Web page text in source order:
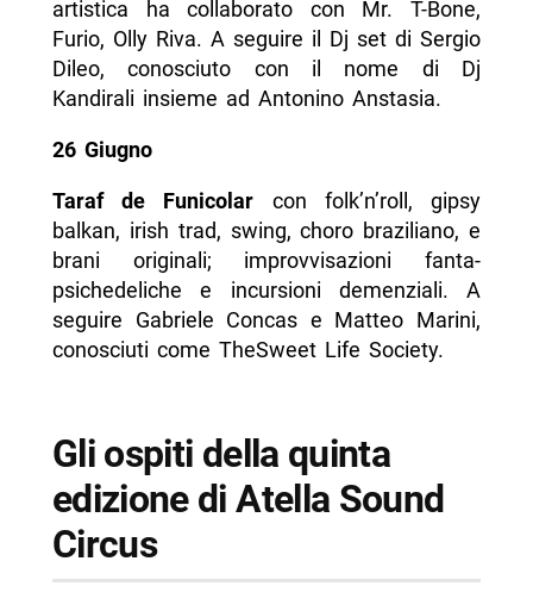
artistica ha collaborato con Mr. T-Bone,
Furio, Olly Riva. A seguire il Dj set di Sergio
Dileo, conosciuto con il nome di Dj
Kandirali insieme ad Antonino Anstasia.
26 Giugno
Taraf de Funicolar con folk’n’roll, gipsy
balkan, irish trad, swing, choro braziliano, e
brani originali; improvvisazioni fanta-
psichedeliche e incursioni demenziali. A
seguire Gabriele Concas e Matteo Marini,
conosciuti come TheSweet Life Society.
Gli ospiti della quinta
edizione di Atella Sound
Circus